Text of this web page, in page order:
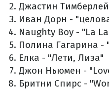
Джастин
Иван Дорн -
Naughty Boy - "La
Полина Гагарина -
Елка - "Лети, Лиза"
Джон Ньюмен -
Бритни Спирс -